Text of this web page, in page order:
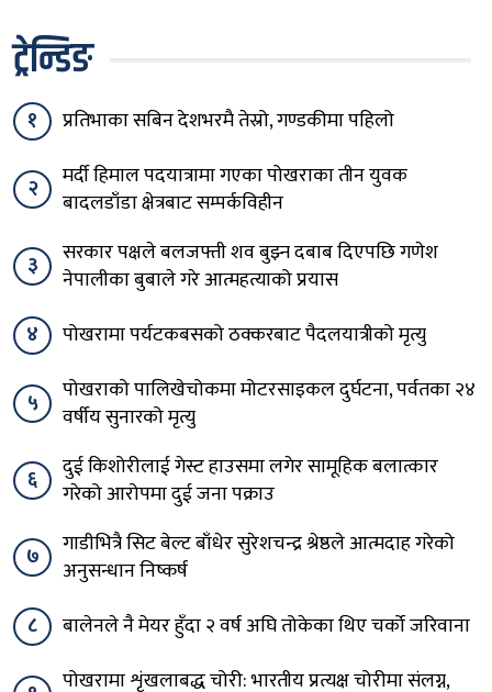
ट्रेन्डिङ
१ प्रतिभाका सबिन देशभरमै तेस्रो, गण्डकीमा पहिलो
२
मर्दी हिमाल पदयात्रामा गएका पोखराका तीन युवक
बादलडाँडा क्षेत्रबाट सम्पर्कविहीन
३
सरकार पक्षले बलजफ्ती शव बुझ्न दबाब दिएपछि गणेश
नेपालीका बुबाले गरे आत्महत्याको प्रयास
४
पोखरामा पर्यटकबसको ठक्करबाट पैदलयात्रीको मृत्यु
५
पोखराको पालिखेचोकमा मोटरसाइकल दुर्घटना, पर्वतका २४
वर्षीय सुनारको मृत्यु
६
दुई किशोरीलाई गेस्ट हाउसमा लगेर सामूहिक बलात्कार
गरेको आरोपमा दुई जना पक्राउ
७
गाडीभित्रै सिट बेल्ट बाँधेर सुरेशचन्द्र श्रेष्ठले आत्मदाह गरेको
अनुसन्धान निष्कर्ष
८
बालेनले नै मेयर हुँदा २ वर्ष अघि तोकेका थिए चर्को जरिवाना
पोखरामा शृंखलाबद्ध चोरी: भारतीय प्रत्यक्ष चोरीमा संलग्न,